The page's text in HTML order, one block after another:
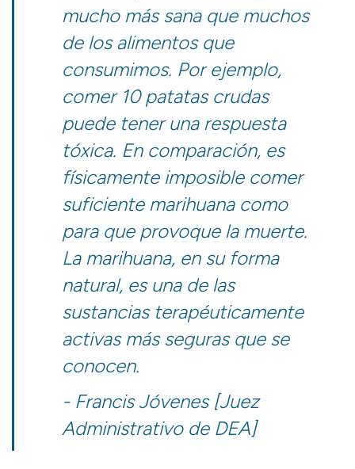
mucho más sana que muchos
de los alimentos que
consumimos. Por ejemplo,
comer 10 patatas crudas
puede tener una respuesta
tóxica. En comparación, es
físicamente imposible comer
suficiente marihuana como
para que provoque la muerte.
La marihuana, en su forma
natural, es una de las
sustancias terapéuticamente
activas más seguras que se
conocen.
- Francis Jóvenes [Juez
Administrativo de DEA]